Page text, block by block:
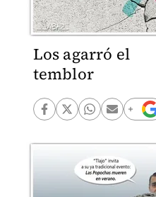
Los agarró el
temblor